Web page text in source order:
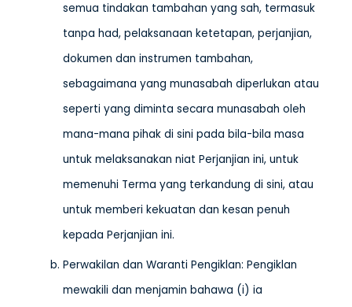
semua tindakan tambahan yang sah, termasuk
tanpa had, pelaksanaan ketetapan, perjanjian,
dokumen dan instrumen tambahan,
sebagaimana yang munasabah diperlukan atau
seperti yang diminta secara munasabah oleh
mana-mana pihak di sini pada bila-bila masa
untuk melaksanakan niat Perjanjian ini, untuk
memenuhi Terma yang terkandung di sini, atau
untuk memberi kekuatan dan kesan penuh
kepada Perjanjian ini.
Perwakilan dan Waranti Pengiklan: Pengiklan
mewakili dan menjamin bahawa (i) ia